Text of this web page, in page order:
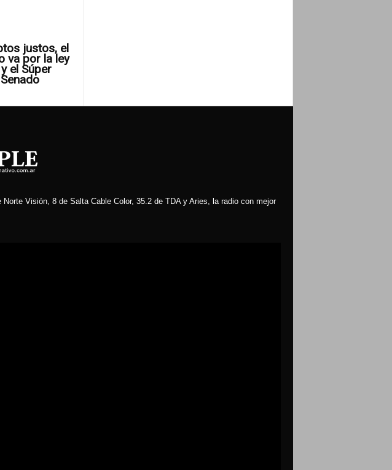
justos, el
va por la ley
el Súper
Visión, 8 de Salta Cable Color, 35.2 de TDA y Aries, la radio con mejor